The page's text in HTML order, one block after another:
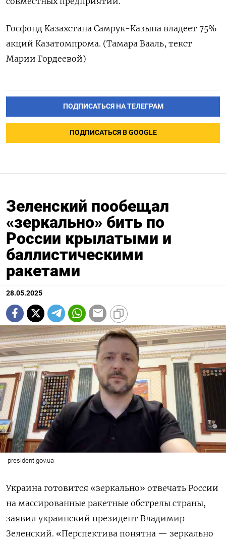
Госфонд Казахстана Самрук-Казына владеет 75%
акций Казатомпрома. (Тамара Вааль, текст
Марии Гордеевой)
ПОДПИСАТЬСЯ НА ТЕЛЕГРАМ
ПОДПИСАТЬСЯ В GOOGLE
Зеленский пообещал
«зеркально» бить по
России крылатыми и
баллистическими
ракетами
28.05.2025
president.gov.ua
Украина готовится «зеркально» отвечать России
на массированные ракетные обстрелы страны,
заявил украинский президент Владимир
Зеленский. «Перспектива понятна — зеркально